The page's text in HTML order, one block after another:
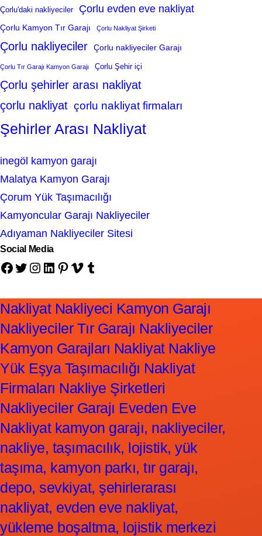
Çorlu'daki nakliyeciler Çorlu evden eve nakliyat
Çorlu Kamyon Tır Garajı Çorlu Nakliyat Şirketi
Çorlu nakliyeciler Çorlu nakliyeciler Garajı
Çorlu Tır Garajı Kamyon Garajı Çorlu Şehir içi
Çorlu şehirler arası nakliyat
çorlu nakliyat çorlu nakliyat firmaları
Şehirler Arası Nakliyat
inegöl kamyon garajı
Malatya Kamyon Garajı
Çorum Yük Taşımacılığı
Kamyoncular Garajı Nakliyeciler
Adıyaman Nakliyeciler Sitesi
Social Media
Facebook Twitter Instagram LinkedIn Pinterest Vimeo Tumblr
Nakliyat Nakliyeci Kamyon Garajı
Nakliyeciler Tır Garajı Nakliyeciler
Kamyon Garajları Nakliyat Nakliye
Yük Eşya Taşımacılığı Nakliyat
Firmaları Nakliye Şirketleri
Nakliyeciler Garajı Eveden Eve
Nakliyat kamyon garajı, nakliyeciler,
nakliye, taşımacılık, lojistik, yük
taşıma, kamyon parkı, tır garajı,
depo, sevkiyat, şehirlerarası
nakliyat, evden eve nakliyat,
yükleme boşaltma, lojistik merkezi